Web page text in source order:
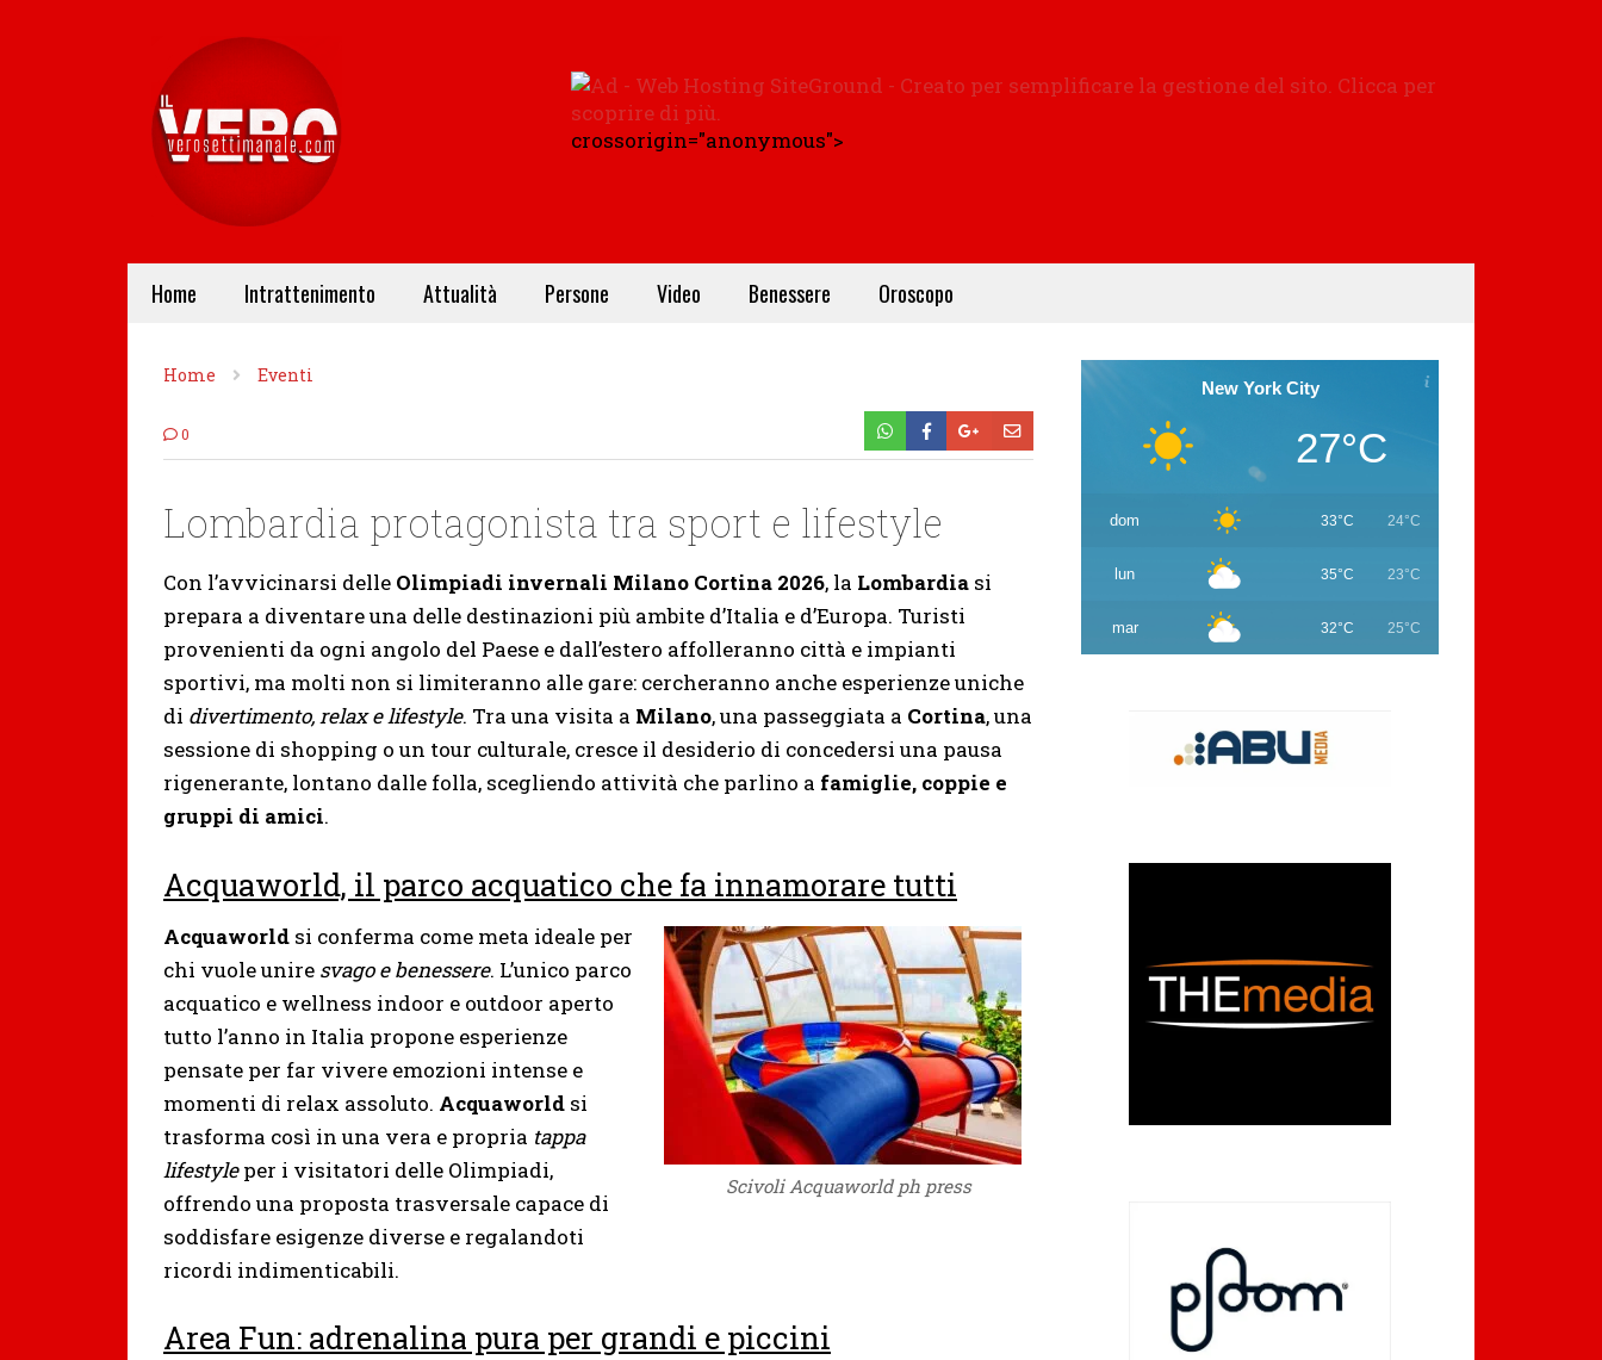
crossorigin="anonymous">
Home Intrattenimento Attualità Persone Video Benessere Oroscopo
Home Eventi
0
Lombardia protagonista tra sport e lifestyle
Con l’avvicinarsi delle Olimpiadi invernali Milano Cortina 2026, la Lombardia si
prepara a diventare una delle destinazioni più ambite d’Italia e d’Europa. Turisti
provenienti da ogni angolo del Paese e dall’estero affolleranno città e impianti
sportivi, ma molti non si limiteranno alle gare: cercheranno anche esperienze uniche
di divertimento, relax e lifestyle. Tra una visita a Milano, una passeggiata a Cortina, una
sessione di shopping o un tour culturale, cresce il desiderio di concedersi una pausa
rigenerante, lontano dalle folla, scegliendo attività che parlino a famiglie, coppie e
gruppi di amici.
Acquaworld, il parco acquatico che fa innamorare tutti
Scivoli Acquaworld ph press
Acquaworld si conferma come meta ideale per
chi vuole unire svago e benessere. L’unico parco
acquatico e wellness indoor e outdoor aperto
tutto l’anno in Italia propone esperienze
pensate per far vivere emozioni intense e
momenti di relax assoluto. Acquaworld si
trasforma così in una vera e propria tappa
lifestyleper i visitatori delle Olimpiadi,
offrendo una proposta trasversale capace di
soddisfare esigenze diverse e regalandoti
ricordi indimenticabili.
Area Fun: adrenalina pura per grandi e piccini
New York City
27°C
dom 33°C 24°C
lun 35°C 23°C
mar 32°C 25°C